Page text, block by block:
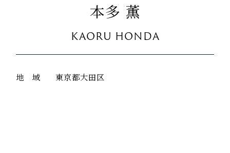
本多 薫
KAORU HONDA
地 域 東京都大田区